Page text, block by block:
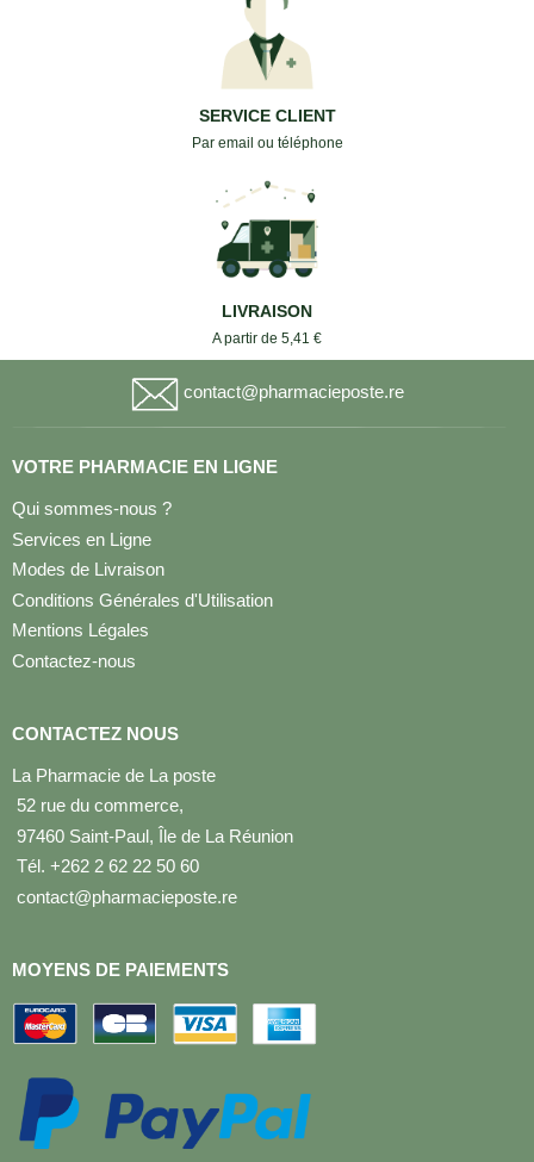
SERVICE CLIENT
Par email ou téléphone
LIVRAISON
A partir de 5,41 €
contact@pharmacieposte.re
VOTRE PHARMACIE EN LIGNE
Qui sommes-nous ?
Services en Ligne
Modes de Livraison
Conditions Générales d'Utilisation
Mentions Légales
Contactez-nous
CONTACTEZ NOUS
La Pharmacie de La poste
52 rue du commerce,
97460 Saint-Paul, Île de La Réunion
Tél. +262 2 62 22 50 60
contact@pharmacieposte.re
MOYENS DE PAIEMENTS